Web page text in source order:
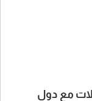
مع دول